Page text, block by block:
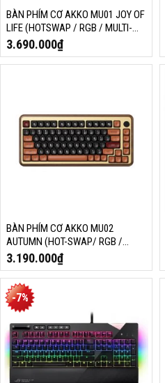
BÀN PHÍM CƠ AKKO MU01 JOY OF
LIFE (HOTSWAP / RGB / MULTI-
MODES/ SWITCH V3 PIANO PRO)
3.690.000₫
BÀN PHÍM CƠ AKKO MU02
AUTUMN (HOT-SWAP/ RGB /
MULTI MODE)
3.190.000₫
-7%